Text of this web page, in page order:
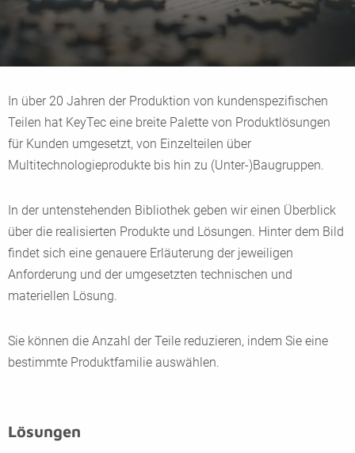
In über 20 Jahren der Produktion von kundenspezifischen
Teilen hat KeyTec eine breite Palette von Produktlösungen
für Kunden umgesetzt, von Einzelteilen über
Multitechnologieprodukte bis hin zu (Unter-)Baugruppen.
In der untenstehenden Bibliothek geben wir einen Überblick
über die realisierten Produkte und Lösungen. Hinter dem Bild
findet sich eine genauere Erläuterung der jeweiligen
Anforderung und der umgesetzten technischen und
materiellen Lösung.
Sie können die Anzahl der Teile reduzieren, indem Sie eine
bestimmte Produktfamilie auswählen.
Lösungen